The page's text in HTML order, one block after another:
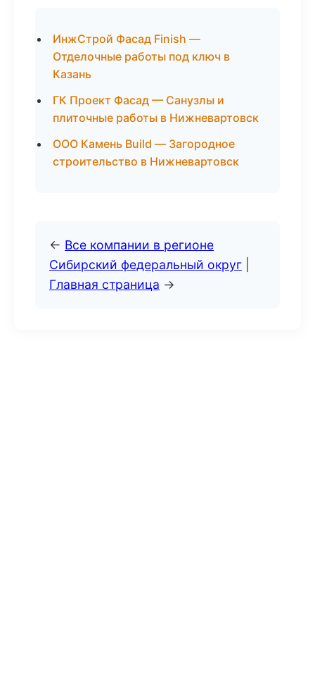
ИнжСтрой Фасад Finish —
Отделочные работы под ключ в
Казань
ГК Проект Фасад — Санузлы и
плиточные работы в Нижневартовск
ООО Камень Build — Загородное
строительство в Нижневартовск
← Все компании в регионе
Сибирский федеральный округ
Главная страница →